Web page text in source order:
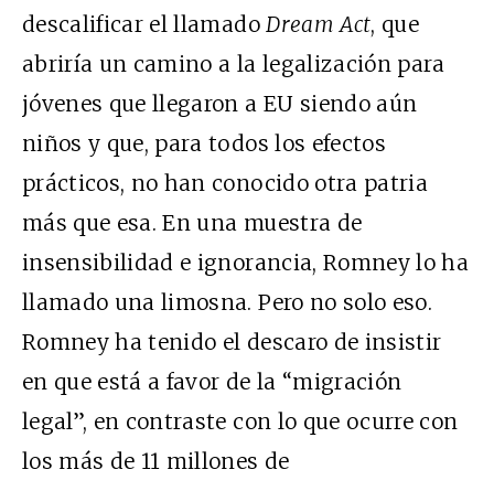
descalificar el llamadoDream Act, que
abriría un camino a la legalización para
jóvenes que llegaron a EU siendo aún
niños y que, para todos los efectos
prácticos, no han conocido otra patria
más que esa. En una muestra de
insensibilidad e ignorancia, Romney lo ha
llamado una limosna. Pero no solo eso.
Romney ha tenido el descaro de insistir
en que está a favor de la “migración
legal”, en contraste con lo que ocurre con
los más de 11 millones de